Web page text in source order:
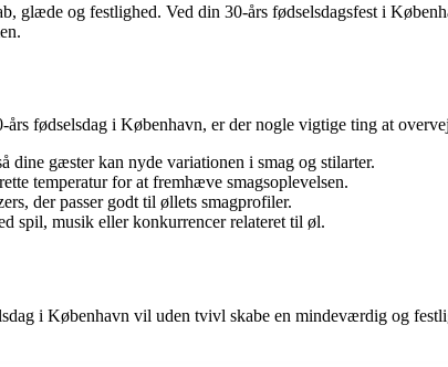
glæde og festlighed. Ved din 30-års fødselsdagsfest i
fødselsdag i København, er der nogle vigtige ting at
gæster kan nyde variationen i smag og stilarter.
temperatur for at fremhæve smagsoplevelsen.
der passer godt til øllets smagprofiler.
spil, musik eller konkurrencer relateret til øl.
i København vil uden tvivl skabe en mindeværdig og